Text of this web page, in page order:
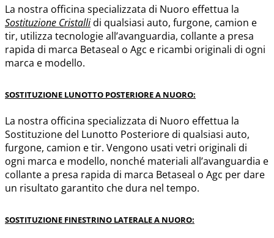
La nostra officina specializzata di Nuoro effettua la
Sostituzione Cristallidi qualsiasi auto, furgone, camion e
tir, utilizza tecnologie all’avanguardia, collante a presa
rapida di marca Betaseal o Agc e ricambi originali di ogni
marca e modello.
SOSTITUZIONE LUNOTTO POSTERIORE A NUORO:
La nostra officina specializzata di Nuoro effettua la
Sostituzione del Lunotto Posteriore di qualsiasi auto,
furgone, camion e tir. Vengono usati vetri originali di
ogni marca e modello, nonché materiali all’avanguardia e
collante a presa rapida di marca Betaseal o Agc per dare
un risultato garantito che dura nel tempo.
SOSTITUZIONE FINESTRINO LATERALE A NUORO: